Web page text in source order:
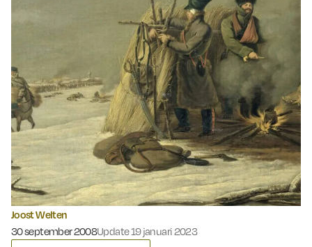
Joost Welten
Gepubliceerd op:
30 september 2008Update 19 januari 2023